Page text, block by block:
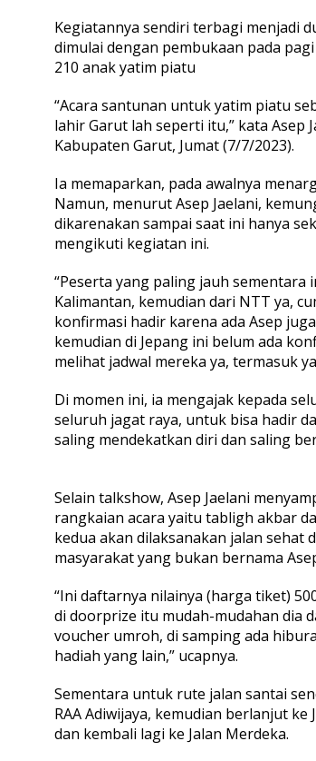
Kegiatannya sendiri terbagi menjadi
dimulai dengan pembukaan pada
210 anak yatim piatu
“Acara santunan untuk yatim piatu
lahir Garut lah seperti itu,” kata Asep
Kabupaten Garut, Jumat (7/7/2023).
Ia memaparkan, pada awalnya
Namun, menurut Asep Jaelani,
dikarenakan sampai saat ini hanya
mengikuti kegiatan ini.
“Peserta yang paling jauh sementara
Kalimantan, kemudian dari NTT ya,
konfirmasi hadir karena ada Asep
kemudian di Jepang ini belum ada
melihat jadwal mereka ya, termasuk
Di momen ini, ia mengajak kepada
seluruh jagat raya, untuk bisa hadir
saling mendekatkan diri dan saling
Selain talkshow, Asep Jaelani
rangkaian acara yaitu tabligh akbar
kedua akan dilaksanakan jalan sehat
masyarakat yang bukan bernama
“Ini daftarnya nilainya (harga tiket)
di doorprize itu mudah-mudahan dia
voucher umroh, di samping ada
hadiah yang lain,” ucapnya.
Sementara untuk rute jalan santai
RAA Adiwijaya, kemudian berlanjut
dan kembali lagi ke Jalan Merdeka.